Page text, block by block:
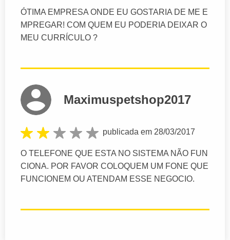
ÓTIMA EMPRESA ONDE EU GOSTARIA DE ME E
MPREGAR! COM QUEM EU PODERIA DEIXAR O
MEU CURRÍCULO ?
Maximuspetshop2017
publicada em 28/03/2017
O TELEFONE QUE ESTA NO SISTEMA NÃO FUN
CIONA. POR FAVOR COLOQUEM UM FONE QUE
FUNCIONEM OU ATENDAM ESSE NEGOCIO.